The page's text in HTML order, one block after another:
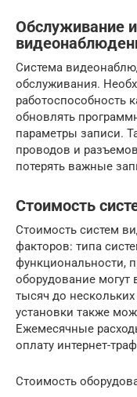
Обслуживание
Система
обслуживания.
работоспособность
обновлять
параметры записи.
проводов и
потерять важные
Стоимость
Стоимость систем
факторов: типа
функциональности,
оборудование могут
тысяч до
установки также
Ежемесячные
оплату интернет-
Стоимость